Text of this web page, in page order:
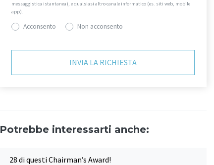
messaggistica istantanea), e qualsiasi altro canale informatico (es. siti web, mobile
app).
Acconsento Non acconsento
Potrebbe interessarti anche:
28 di questi Chairman’s Award!